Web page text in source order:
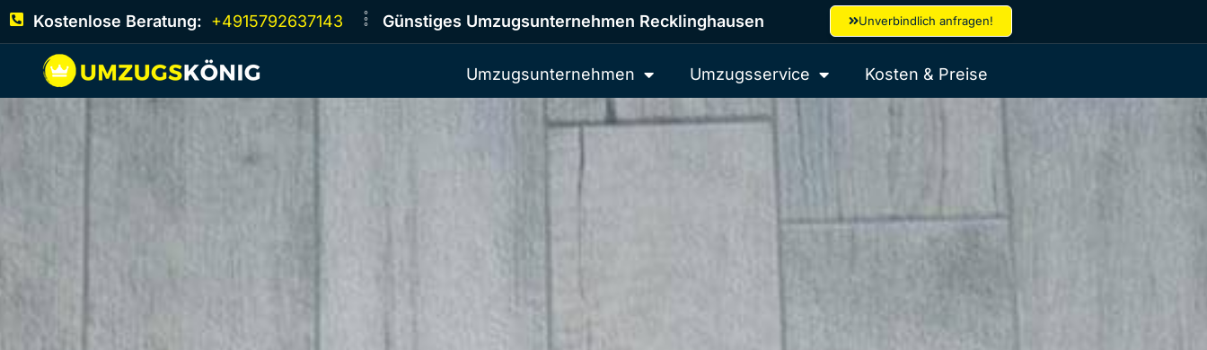
Kostenlose Beratung: +4915792637143 Günstiges Umzugsunternehmen Recklinghausen Unverbindlich anfragen!
Umzugsunternehmen Umzugsservice Kosten & Preise